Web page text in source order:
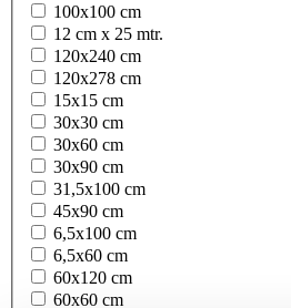
100x100 cm
12 cm x 25 mtr.
120x240 cm
120x278 cm
15x15 cm
30x30 cm
30x60 cm
30x90 cm
31,5x100 cm
45x90 cm
6,5x100 cm
6,5x60 cm
60x120 cm
60x60 cm